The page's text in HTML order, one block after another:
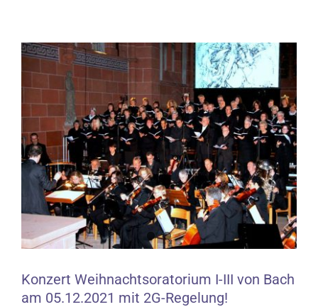
Zeige
grösseres
Bild
Konzert Weihnachtsoratorium I-III von Bach
am 05.12.2021 mit 2G-Regelung!